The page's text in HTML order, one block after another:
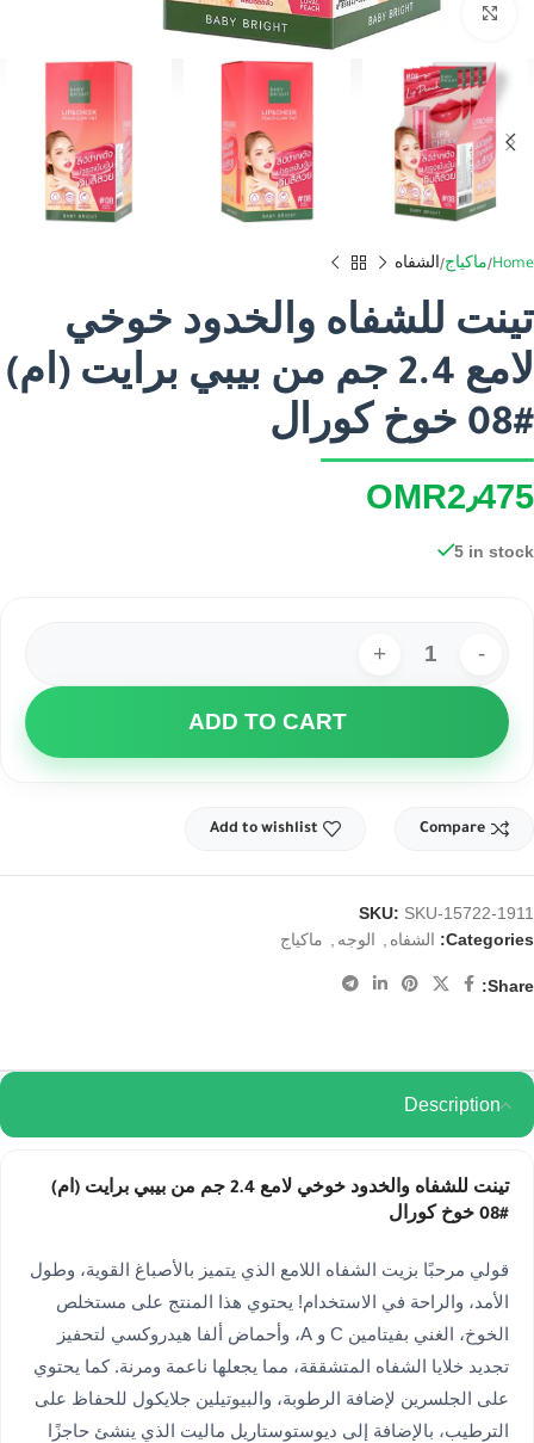
Click to enlarge
Home ماكياج الشفاه
تينت للشفاه والخدود خوخي
لامع 2.4 جم من بيبي برايت (ام)
#08 خوخ كورال
OMR 2٫475
5 in stock
ADD TO CART
Compare
Add to wishlist
SKU: SKU-15722-1911
Categories:
الشفاه , الوجه , ماكياج
Share:
Description
تينت للشفاه والخدود خوخي لامع 2.4 جم من بيبي برايت (ام)
#08 خوخ كورال
قولي مرحبًا بزيت الشفاه اللامع الذي يتميز بالأصباغ القوية، وطول
الأمد، والراحة في الاستخدام! يحتوي هذا المنتج على مستخلص
الخوخ، الغني بفيتامين C و A، وأحماض ألفا هيدروكسي لتحفيز
تجديد خلايا الشفاه المتشققة، مما يجعلها ناعمة ومرنة. كما يحتوي
على الجلسرين لإضافة الرطوبة، والبيوتيلين جلايكول للحفاظ على
الترطيب، بالإضافة إلى ديوستوستاريل ماليت الذي ينشئ حاجزًا